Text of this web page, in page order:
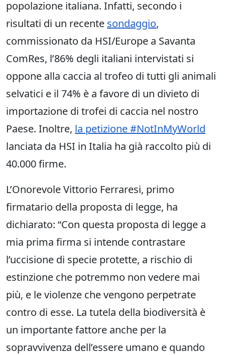
popolazione italiana. Infatti, secondo i
risultati di un recente sondaggio,
commissionato da HSI/Europe a Savanta
ComRes, l’86% degli italiani intervistati si
oppone alla caccia al trofeo di tutti gli animali
selvatici e il 74% è a favore di un divieto di
importazione di trofei di caccia nel nostro
Paese. Inoltre, la petizione #NotInMyWorld
lanciata da HSI in Italia ha già raccolto più di
40.000 firme.
L’Onorevole Vittorio Ferraresi, primo
firmatario della proposta di legge, ha
dichiarato: “Con questa proposta di legge a
mia prima firma si intende contrastare
l’uccisione di specie protette, a rischio di
estinzione che potremmo non vedere mai
più, e le violenze che vengono perpetrate
contro di esse. La tutela della biodiversità è
un importante fattore anche per la
sopravvivenza dell’essere umano e quando